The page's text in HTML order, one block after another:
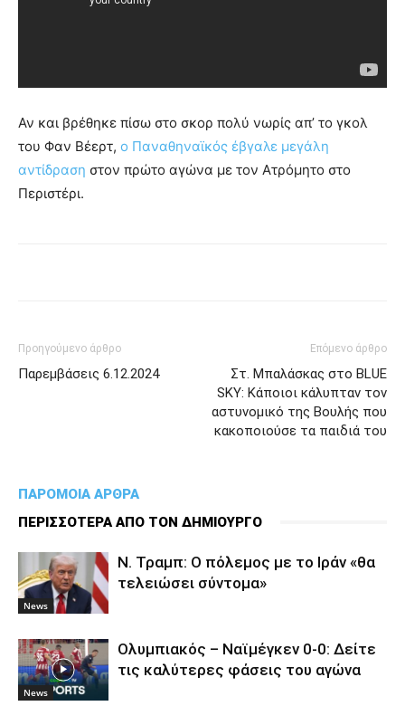
Αν και βρέθηκε πίσω στο σκορ πολύ νωρίς απ’ το γκολ
του Φαν Βέερτ, ο Παναθηναϊκός έβγαλε μεγάλη
αντίδραση στον πρώτο αγώνα με τον Ατρόμητο στο
Περιστέρι.
Προηγούμενο άρθρο
Παρεμβάσεις 6.12.2024
Επόμενο άρθρο
Στ. Μπαλάσκας στο BLUE
SKY: Κάποιοι κάλυπταν τον
αστυνομικό της Βουλής που
κακοποιούσε τα παιδιά του
ΠΑΡΟΜΟΙΑ ΑΡΘΡΑ
ΠΕΡΙΣΣΟΤΕΡΑ ΑΠΟ ΤΟΝ ΔΗΜΙΟΥΡΓΟ
News
Ν. Τραμπ: Ο πόλεμος με το Ιράν «θα
τελειώσει σύντομα»
News
Ολυμπιακός – Ναϊμέγκεν 0-0: Δείτε
τις καλύτερες φάσεις του αγώνα